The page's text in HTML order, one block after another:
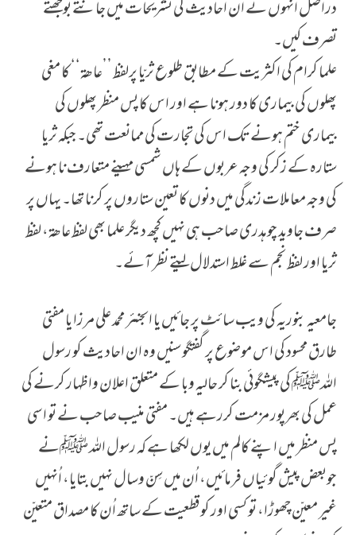
دراصل انہوں نے ان احادیث کی تشریحات میں جانتے بوجھتے
تصرف کیں۔
علما کرام کی اکثریت کے مطابق طلوع ثریّا پرلفظ ’’عاھة‘‘ کا مغی
پھلوں کی بیماری کا دور ہونا ہے اور اس کا پس منظر پھلوں کی
بیماری ختم ہونے تک اس کی تجارت کی ممانعت تھی۔ جبکہ ثریا
ستارہ کے زکر کی وجہ عربوں کے ہاں شمسی مہینے متعارف نا ہونے
کی وجہ معاملات زندگی میں دنوں کا تعین ستاروں پر کرنا تھا۔ یہاں پر
صرف جاوید چوہدری صاحب ہی نہیں کچھ دیگر علما بھی لفظ عاھۃ، لفظ
ثریا اور لفظ نجم سے غلط استدلال لیتے نظر آئے۔
جامعیہ بنوریہ کی ویب سائٹ پر جائیں یا اںجنئر محمد علی مرزا یا مفتی
طارق محسود کی اس موضوع پر گفتگو سنیں وہ ان احادیث کو رسول
اللہﷺ کی پیشگوئی بنا کر حالیہ وبا کے متعلق اعلان واظہار کرنے کی
عمل کی بھرپور مزمت کررہے ہیں۔ مفتی منیب صاحب نے تو اسی
پس منظر میں اپنے کالم میں یوں لکھا ہے کہ رسول اللہ ﷺنے
جوبعض پیش گوئیاں فرمائیں، اُن میں سِنّ وسال نہیں بتایا، اُنہیں
غیر معیّن چھوڑا، تو کسی اور کو قطعیت کے ساتھ اُن کا مصداق متعیّن